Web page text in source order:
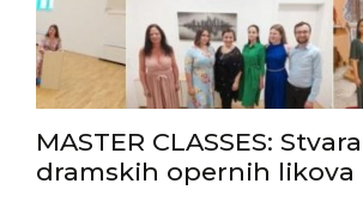
MASTER CLASSES:
dramskih opernih likova